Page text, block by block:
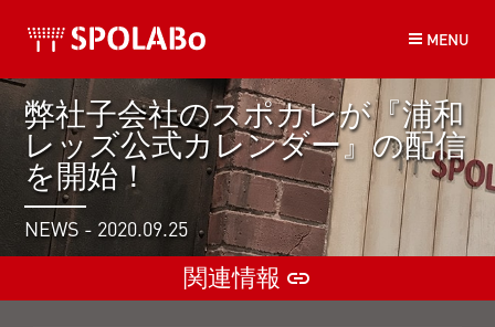
ン
MENU
弊社子会社のスポカレが『浦和
レッズ公式カレンダー』の配信
を開始！
NEWS - 2020.09.25
関連情報 insert_link